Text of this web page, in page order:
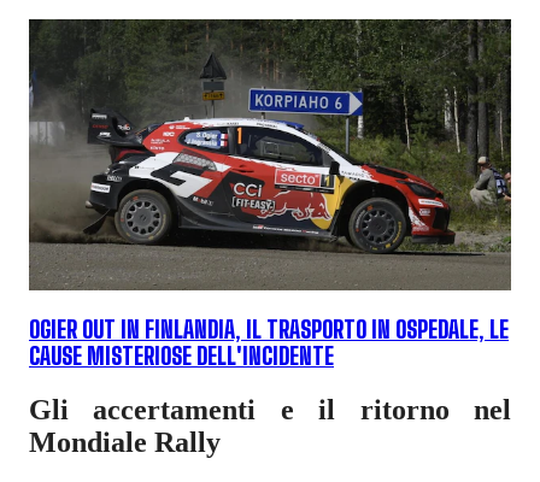
OGIER OUT IN FINLANDIA, IL TRASPORTO IN OSPEDALE, LE
CAUSE MISTERIOSE DELL'INCIDENTE
Gli accertamenti e il ritorno nel
Mondiale Rally